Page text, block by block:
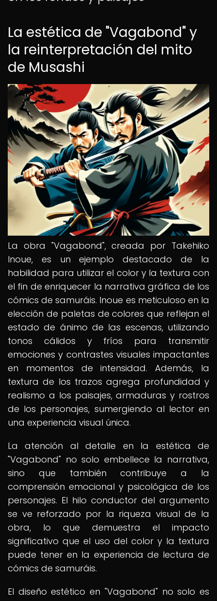
La estética de "Vagabond" y
la reinterpretación del mito
de Musashi
La obra "Vagabond", creada por Takehiko
Inoue, es un ejemplo destacado de la
habilidad para utilizar el color y la textura con
el fin de enriquecer la narrativa gráfica de los
cómics de samuráis. Inoue es meticuloso en la
elección de paletas de colores que reflejan el
estado de ánimo de las escenas, utilizando
tonos cálidos y fríos para transmitir
emociones y contrastes visuales impactantes
en momentos de intensidad. Además, la
textura de los trazos agrega profundidad y
realismo a los paisajes, armaduras y rostros
de los personajes, sumergiendo al lector en
una experiencia visual única.
La atención al detalle en la estética de
"Vagabond" no solo embellece la narrativa,
sino que también contribuye a la
comprensión emocional y psicológica de los
personajes. El hilo conductor del argumento
se ve reforzado por la riqueza visual de la
obra, lo que demuestra el impacto
significativo que el uso del color y la textura
puede tener en la experiencia de lectura de
cómics de samuráis.
El diseño estético en "Vagabond" no solo es